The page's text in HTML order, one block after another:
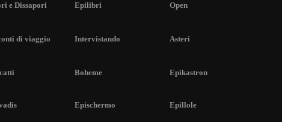
e Dissapori Epilibri Open
di viaggio Intervistando Asteri
Boheme Epikastron
Epischermo Epillole